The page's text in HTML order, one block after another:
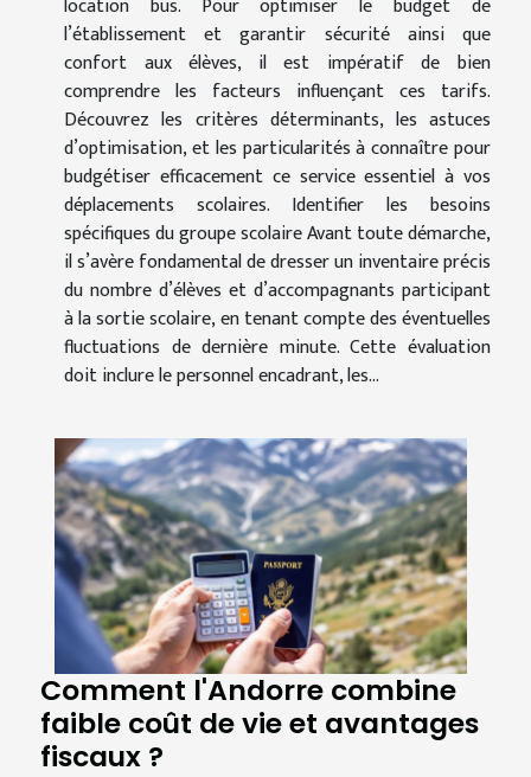
location bus. Pour optimiser le budget de
l’établissement et garantir sécurité ainsi que
confort aux élèves, il est impératif de bien
comprendre les facteurs influençant ces tarifs.
Découvrez les critères déterminants, les astuces
d’optimisation, et les particularités à connaître pour
budgétiser efficacement ce service essentiel à vos
déplacements scolaires. Identifier les besoins
spécifiques du groupe scolaire Avant toute démarche,
il s’avère fondamental de dresser un inventaire précis
du nombre d’élèves et d’accompagnants participant
à la sortie scolaire, en tenant compte des éventuelles
fluctuations de dernière minute. Cette évaluation
doit inclure le personnel encadrant, les...
Comment l'Andorre combine
faible coût de vie et avantages
fiscaux ?